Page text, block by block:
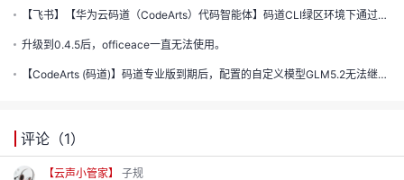
堂
我
课
的
我
我
的
术
我
云
【飞书】【华为云码道（CodeArts）代码智能体】码道CLI绿区环境下通过AKSK配置模型列表失败
升级到0.4.5后，officeace一直无法使用。
【CodeArts (码道)】码道专业版到期后，配置的自定义模型GLM5.2无法继续使用。对话框报错：Unauthoriz...
评论（1）
【云声小管家】 子规